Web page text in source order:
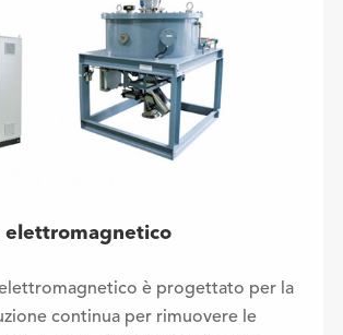
elettromagnetico
elettromagnetico è progettato per la
continua per rimuovere le